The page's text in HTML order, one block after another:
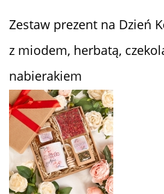
Zestaw prezent na Dzień
z miodem, herbatą,
nabierakiem